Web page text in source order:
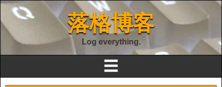
落格博客
Log everything.
☰